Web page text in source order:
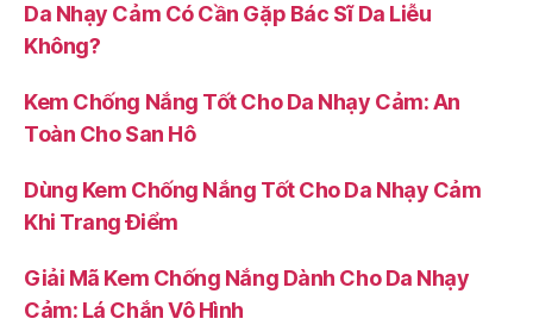
Da Nhạy Cảm Có Cần Gặp Bác Sĩ Da Liễu
Không?
Kem Chống Nắng Tốt Cho Da Nhạy Cảm: An
Toàn Cho San Hô
Dùng Kem Chống Nắng Tốt Cho Da Nhạy Cảm
Khi Trang Điểm
Giải Mã Kem Chống Nắng Dành Cho Da Nhạy
Cảm: Lá Chắn Vô Hình